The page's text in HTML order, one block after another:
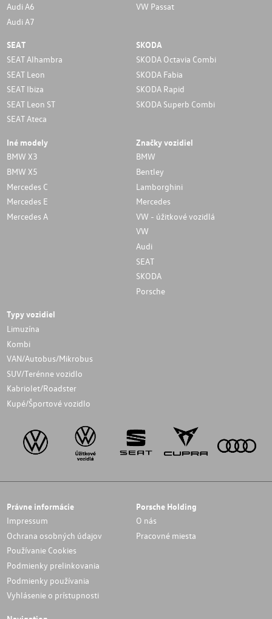
Audi A6
Audi A7
VW Passat
SEAT
SEAT Alhambra
SEAT Leon
SEAT Ibiza
SEAT Leon ST
SEAT Ateca
SKODA
SKODA Octavia Combi
SKODA Fabia
SKODA Rapid
SKODA Superb Combi
Iné modely
BMW X3
BMW X5
Mercedes C
Mercedes E
Mercedes A
Značky vozidiel
BMW
Bentley
Lamborghini
Mercedes
VW - úžitkové vozidlá
VW
Audi
SEAT
SKODA
Porsche
Typy vozidiel
Limuzína
Kombi
VAN/Autobus/Mikrobus
SUV/Terénne vozidlo
Kabriolet/Roadster
Kupé/Športové vozidlo
Právne informácie
Impressum
Ochrana osobných údajov
Používanie Cookies
Podmienky prelinkovania
Podmienky používania
Vyhlásenie o prístupnosti
Porsche Holding
O nás
Pracovné miesta